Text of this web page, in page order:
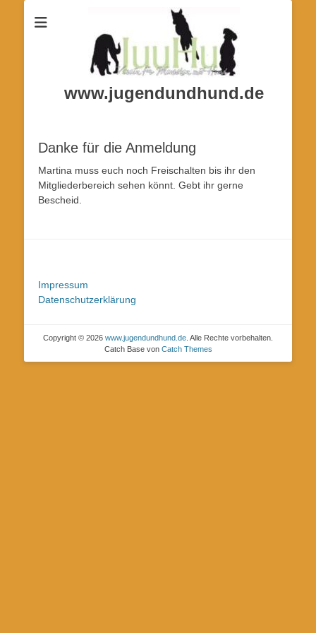
www.jugendundhund.de
Danke für die Anmeldung
Martina muss euch noch Freischalten bis ihr den
Mitgliederbereich sehen könnt. Gebt ihr gerne
Bescheid.
Impressum
Datenschutzerklärung
Copyright © 2026 www.jugendundhund.de . Alle Rechte vorbehalten.
Catch Base von Catch Themes